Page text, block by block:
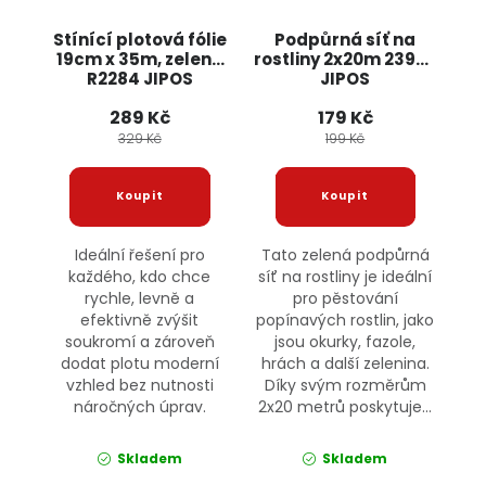
Stínící plotová fólie
19cm x 35m, zelená
R2284 JIPOS
289 Kč
329 Kč
Ideální řešení pro
každého, kdo chce
rychle, levně a
efektivně zvýšit
soukromí a zároveň
dodat plotu moderní
vzhled bez nutnosti
náročných úprav.
Skladem
Podpůrná síť na
rostliny 2x20m 23980
JIPOS
179 Kč
199 Kč
Tato zelená podpůrná
síť na rostliny je ideální
pro pěstování
popínavých rostlin, jako
jsou okurky, fazole,
hrách a další zelenina.
Díky svým rozměrům
2x20 metrů poskytuje...
Skladem